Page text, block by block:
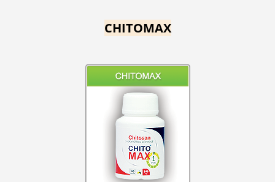
CHITOMAX